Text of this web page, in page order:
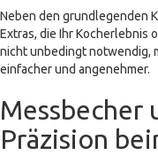
Neben den grundlegenden
Extras, die Ihr Kocherlebnis
nicht unbedingt notwendig,
einfacher und angenehmer.
Messbecher
Präzision